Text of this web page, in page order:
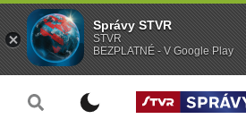
Správy STVR
STVR
BEZPLATNÉ - V Google Play